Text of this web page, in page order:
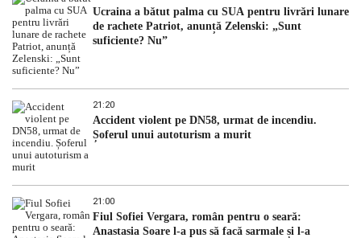
Ucraina a bătut palma cu SUA pentru livrări lunare
de rachete Patriot, anunță Zelenski: „Sunt
suficiente? Nu”
21:20
Accident violent pe DN58, urmat de incendiu.
Șoferul unui autoturism a murit
21:00
Fiul Sofiei Vergara, român pentru o seară:
Anastasia Soare l-a pus să facă sarmale și l-a